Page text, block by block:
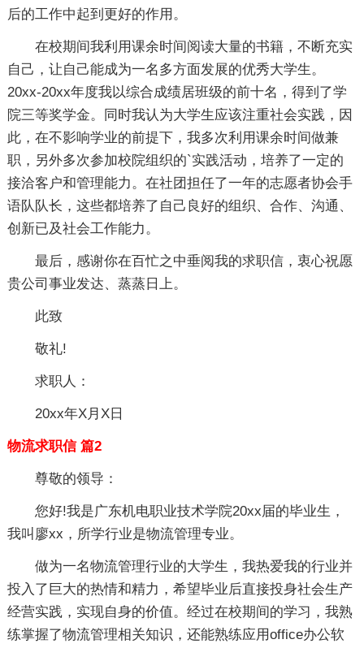
后的工作中起到更好的作用。
在校期间我利用课余时间阅读大量的书籍，不断充实
自己，让自己能成为一名多方面发展的优秀大学生。
20xx-20xx年度我以综合成绩居班级的前十名，得到了学
院三等奖学金。同时我认为大学生应该注重社会实践，因
此，在不影响学业的前提下，我多次利用课余时间做兼
职，另外多次参加校院组织的`实践活动，培养了一定的
接洽客户和管理能力。在社团担任了一年的志愿者协会手
语队队长，这些都培养了自己良好的组织、合作、沟通、
创新已及社会工作能力。
最后，感谢你在百忙之中垂阅我的求职信，衷心祝愿
贵公司事业发达、蒸蒸日上。
此致
敬礼!
求职人：
20xx年X月X日
物流求职信 篇2
尊敬的领导：
您好!我是广东机电职业技术学院20xx届的毕业生，
我叫廖xx，所学行业是物流管理专业。
做为一名物流管理行业的大学生，我热爱我的行业并
投入了巨大的热情和精力，希望毕业后直接投身社会生产
经营实践，实现自身的价值。经过在校期间的学习，我熟
练掌握了物流管理相关知识，还能熟练应用office办公软